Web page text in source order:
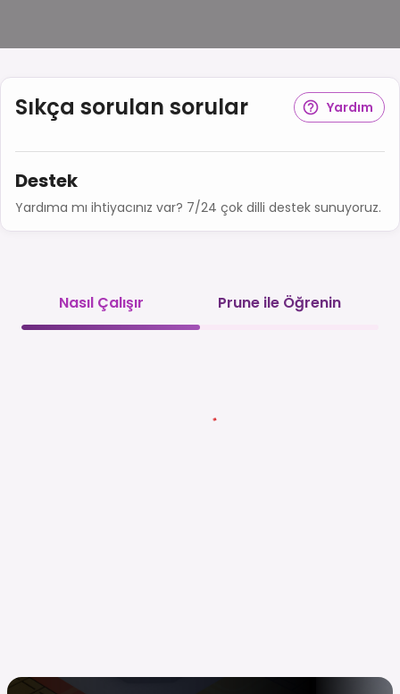
Sıkça sorulan sorular Yardım
Destek
Yardıma mı ihtiyacınız var? 7/24 çok dilli destek sunuyoruz.
Nasıl Çalışır Prune ile Öğrenin